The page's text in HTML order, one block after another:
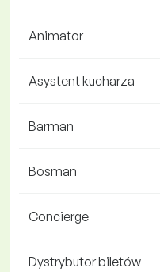
Animator
Asystent kucharza
Barman
Bosman
Concierge
Dystrybutor biletów